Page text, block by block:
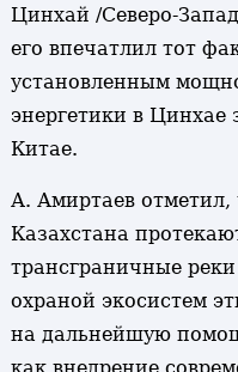
Цинхай /Северо-
его впечатлил тот
установленным
энергетики в Цинхае
Китае.
А. Амиртаев отметил,
Казахстана
трансграничные
охраной экосистем
на дальнейшую